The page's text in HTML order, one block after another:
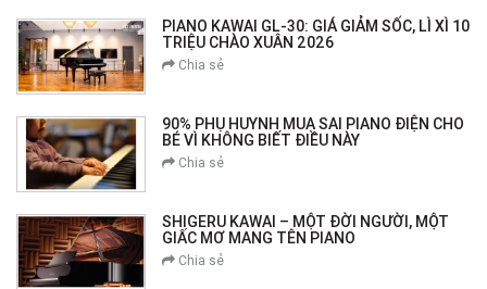
PIANO KAWAI GL-30: GIÁ GIẢM SỐC, LÌ XÌ 10
TRIỆU CHÀO XUÂN 2026
Chia sẻ
90% PHỤ HUYNH MUA SAI PIANO ĐIỆN CHO
BÉ VÌ KHÔNG BIẾT ĐIỀU NÀY
Chia sẻ
SHIGERU KAWAI – MỘT ĐỜI NGƯỜI, MỘT
GIẤC MƠ MANG TÊN PIANO
Chia sẻ